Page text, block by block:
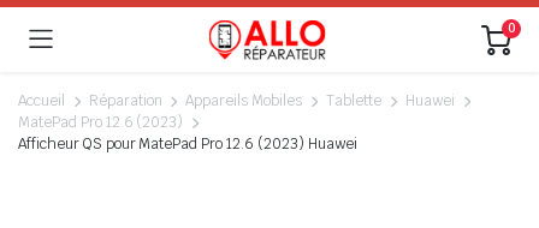
0
Accueil Réparation Appareils Mobiles Tablette
Huawei
MatePad Pro 12.6 (2023)
Afficheur QS pour MatePad Pro 12.6 (2023) Huawei